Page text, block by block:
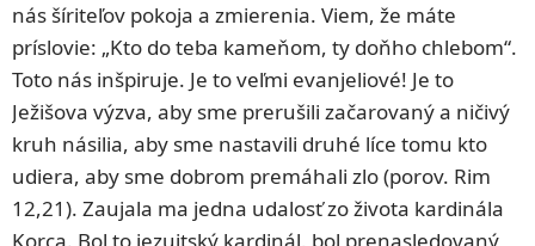
nás šíriteľov pokoja a zmierenia. Viem, že máte
príslovie: „Kto do teba kameňom, ty doňho chlebom“.
Toto nás inšpiruje. Je to veľmi evanjeliové! Je to
Ježišova výzva, aby sme prerušili začarovaný a ničivý
kruh násilia, aby sme nastavili druhé líce tomu kto
udiera, aby sme dobrom premáhali zlo (porov. Rim
12,21). Zaujala ma jedna udalosť zo života kardinála